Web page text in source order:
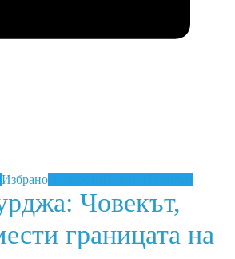
ИзбраноЛичности Новини Туризъм
Човекът,
границата на